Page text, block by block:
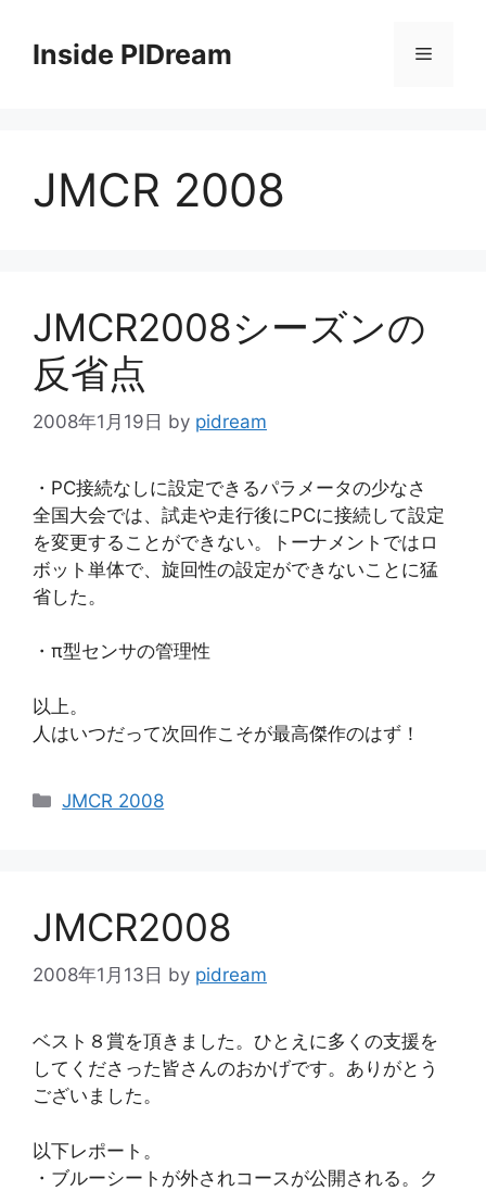
Inside PIDream メ
JMCR 2008
JMCR2008シーズンの
反省点
2008年1月19日 by pidream
・PC接続なしに設定できるパラメータの少なさ
全国大会では、試走や走行後にPCに接続して設定
を変更することができない。トーナメントではロ
ボット単体で、旋回性の設定ができないことに猛
省した。
・π型センサの管理性
以上。
人はいつだって次回作こそが最高傑作のはず！
カ
JMCR 2008
JMCR2008
2008年1月13日 by pidream
ベスト８賞を頂きました。ひとえに多くの支援を
してくださった皆さんのおかげです。ありがとう
ございました。
以下レポート。
・ブルーシートが外されコースが公開される。ク